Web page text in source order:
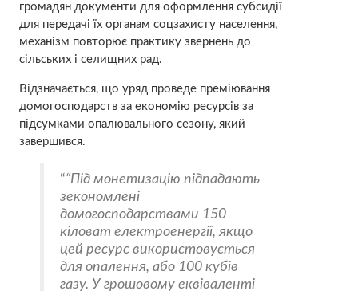
громадян документи для оформлення субсидії
для передачі їх органам соцзахисту населення,
механізм повторює практику звернень до
сільських і селищних рад.
Відзначається, що уряд проведе преміювання
домогосподарств за економію ресурсів за
підсумками опалювального сезону, який
завершився.
“Під монетизацію підпадають
зекономлені
домогосподарствами 150
кіловат електроенергії, якщо
цей ресурс використовується
для опалення, або 100 кубів
газу. У грошовому еквіваленті